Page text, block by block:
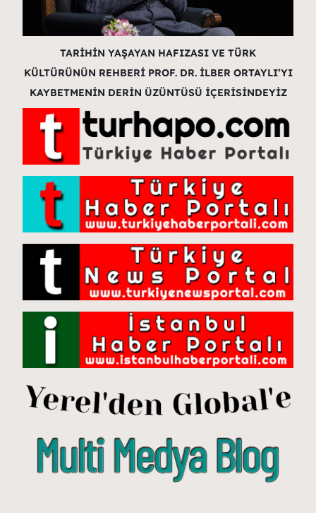
TARİHİN YAŞAYAN HAFIZASI VE TÜRK
KÜLTÜRÜNÜN REHBERİ PROF. DR. İLBER ORTAYLI’YI
KAYBETMENİN DERİN ÜZÜNTÜSÜ İÇERİSİNDEYİZ